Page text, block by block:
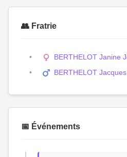
👥 Fratrie
BERTHELOT Janine
BERTHELOT Jacques
📅 Événements